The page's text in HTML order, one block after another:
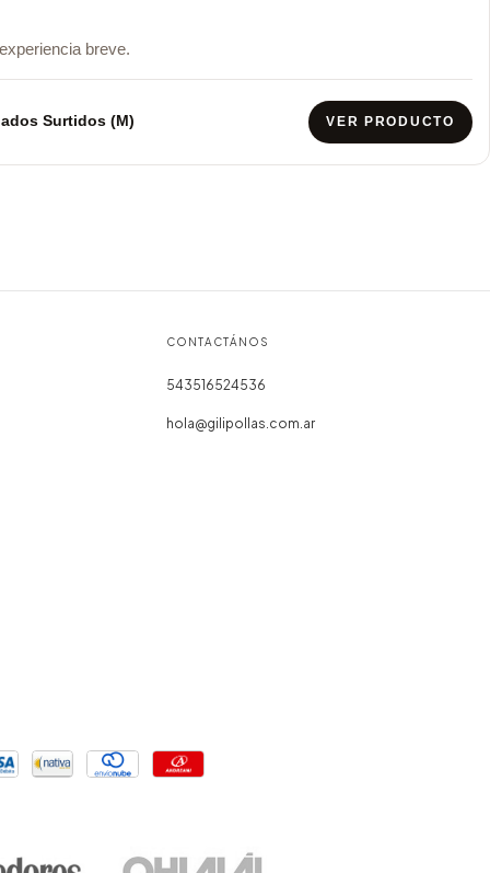
breve.
Surtidos (M) VER PRODUCTO
CONTACTÁNOS
543516524536
hola@gilipollas.com.ar